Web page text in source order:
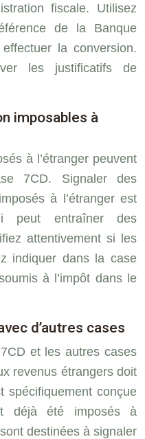
fiscale. Utilisez
de la Banque
la conversion.
les justificatifs de
imposables à
à l’étranger peuvent
7CD. Signaler des
à l’étranger est
peut entraîner des
attentivement si les
indiquer dans la case
à l’impôt dans le
d’autres cases
et les autres cases
revenus étrangers doit
spécifiquement conçue
déjà été imposés à
destinées à signaler